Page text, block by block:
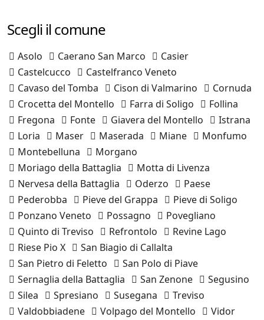
Scegli il comune
Asolo Caerano San Marco
Casier
Castelcucco
Castelfranco Veneto
Cavaso del Tomba
Cison di Valmarino
Cornuda
Crocetta del Montello
Farra di Soligo
Follina
Fregona
Fonte Giavera del Montello
Istrana
Loria
Maser Maserada Miane
Monfumo
Montebelluna
Morgano
Moriago della Battaglia
Motta di Livenza
Nervesa della Battaglia
Oderzo
Paese
Pederobba
Pieve del Grappa
Pieve di Soligo
Ponzano Veneto
Possagno
Povegliano
Quinto di Treviso
Refrontolo
Revine Lago
Riese Pio X
San Biagio di Callalta
San Pietro di Feletto
San Polo di Piave
Sernaglia della Battaglia
San Zenone
Segusino
Silea
Spresiano Susegana
Treviso
Valdobbiadene
Volpago del Montello
Vidor